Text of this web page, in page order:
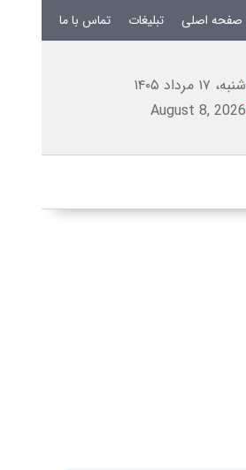
صفحه اصلی تبلیغات تماس با ما
شنبه، ۱۷ مرداد ۱۴۰۵
August 8, 2026